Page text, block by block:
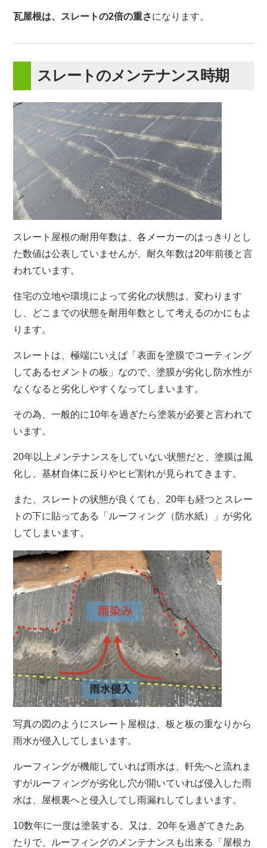
瓦屋根は、スレートの2倍の重さになります。
スレートのメンテナンス時期
スレート屋根の耐用年数は、各メーカーのはっきりとし
た数値は公表していませんが、耐久年数は20年前後と言
われています。
住宅の立地や環境によって劣化の状態は、変わります
し、どこまでの状態を耐用年数として考えるのかにもよ
ります。
スレートは、極端にいえば「表面を塗膜でコーティング
してあるセメントの板」なので、塗膜が劣化し防水性が
なくなると劣化しやすくなってしまいます。
その為、一般的に10年を過ぎたら塗装が必要と言われて
います。
20年以上メンテナンスをしていない状態だと、塗膜は風
化し、基材自体に反りやヒビ割れが見られてきます。
また、スレートの状態が良くても、20年も経つとスレー
トの下に貼ってある「ルーフィング（防水紙）」が劣化
してしまいます。
写真の図のようにスレート屋根は、板と板の重なりから
雨水が侵入してしまいます。
ルーフィングが機能していれば雨水は、軒先へと流れま
すがルーフィングが劣化し穴が開いていれば侵入した雨
水は、屋根裏へと侵入してし雨漏れしてしまいます。
10数年に一度は塗装する、又は、20年を過ぎてきたあ
たりで、ルーフィングのメンテナンスも出来る「屋根カ